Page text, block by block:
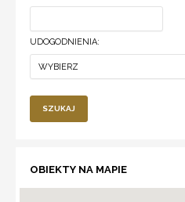
UDOGODNIENIA:
WYBIERZ
SZUKAJ
OBIEKTY NA MAPIE